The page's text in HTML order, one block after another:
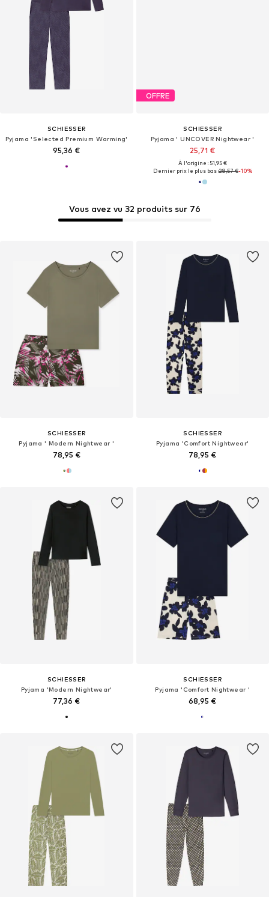
SCHIESSER
Pyjama 'Selected Premium Warming'
95,36 €
OFFRE
SCHIESSER
Pyjama ' UNCOVER Nightwear '
25,71 €
À l'origine : 51,95 €
Dernier prix le plus bas :28,57 €-10%
SCHIESSER
Pyjama ' Modern Nightwear '
78,95 €
Vous avez vu 32 produits sur 76
SCHIESSER
Pyjama 'Comfort Nightwear'
78,95 €
SCHIESSER
Pyjama 'Modern Nightwear'
77,36 €
SCHIESSER
Pyjama 'Comfort Nightwear '
68,95 €